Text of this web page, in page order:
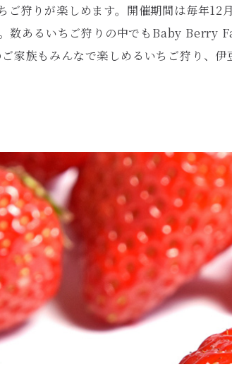
狩りが楽しめます。開催期間は毎年12
数あるいちご狩りの中でもBaby Berry
家族もみんなで楽しめるいちご狩り、